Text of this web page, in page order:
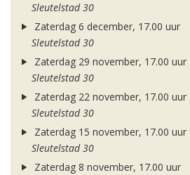
Sleutelstad 30
Zaterdag 6 december, 17.00 uur
Sleutelstad 30
Zaterdag 29 november, 17.00 uur
Sleutelstad 30
Zaterdag 22 november, 17.00 uur
Sleutelstad 30
Zaterdag 15 november, 17.00 uur
Sleutelstad 30
Zaterdag 8 november, 17.00 uur